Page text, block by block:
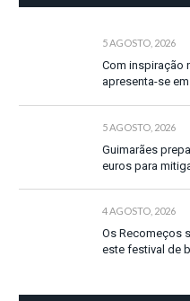
5 AGOSTO, 2026
Com inspiração
apresenta-se
5 AGOSTO, 2026
Guimarães
euros para
4 AGOSTO, 2026
Os Recomeços
este festival de